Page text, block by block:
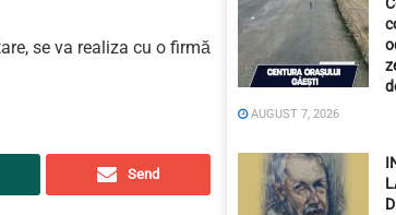
se va realiza cu o firmă
Send
AUGUST 7, 2026